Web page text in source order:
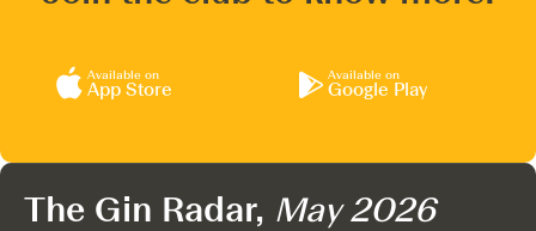
Available on
App Store
Available on
Google Play
The Gin Radar, May 2026